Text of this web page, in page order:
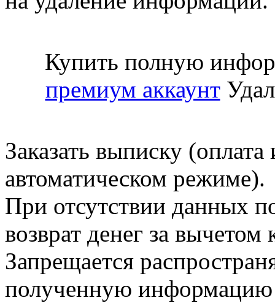
Купить полную
премиум аккаунт
Заказать выписку
автоматическом режиме).
При отсутствии данных
возврат денег за
Запрещается
полученную информацию